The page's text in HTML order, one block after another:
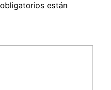
están